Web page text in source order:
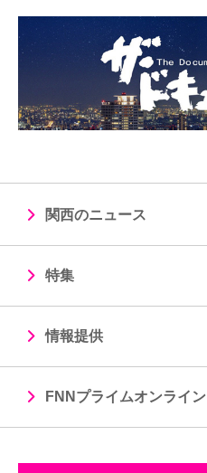
関西のニュース
特集
情報提供
FNNプライムオンライン